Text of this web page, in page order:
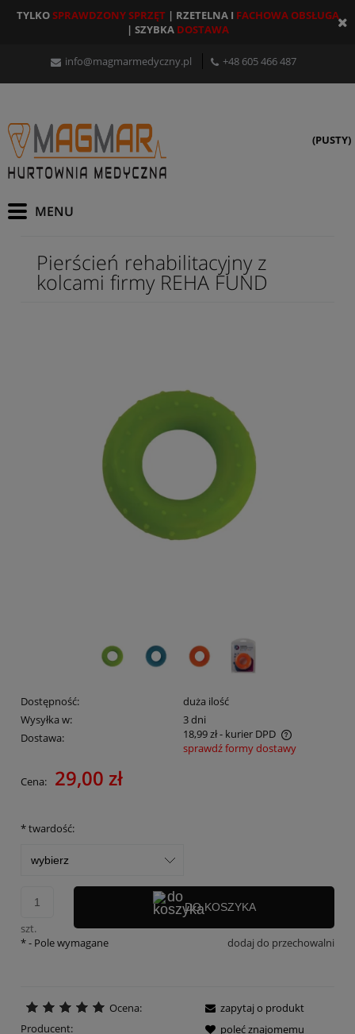
TYLKOSPRAWDZONY SPRZĘT| RZETELNA I FACHOWA OBSŁUGA
| SZYBKA DOSTAWA
info@magmarmedyczny.pl +48 605 466 487
(PUSTY)
Pierścień rehabilitacyjny z
kolcami firmy REHA FUND
Dostępność:
duża ilość
Wysyłka w:
3 dni
Dostawa:
18,99 zł- kurier DPD
Cena nie zawiera ewentualnych kosztów płatności
sprawdź formy dostawy
Cena: 29,00 zł
*twardość:
szt.
DO KOSZYKA
dodaj do przechowalni
*- Pole wymagane
Ocena:
Producent:
zapytaj o produkt
poleć znajomemu